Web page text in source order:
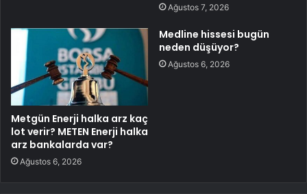
Ağustos 7, 2026
Metgün Enerji halka arz kaç
lot verir? METEN Enerji halka
arz bankalarda var?
Ağustos 6, 2026
Medline hissesi bugün
neden düşüyor?
Ağustos 6, 2026